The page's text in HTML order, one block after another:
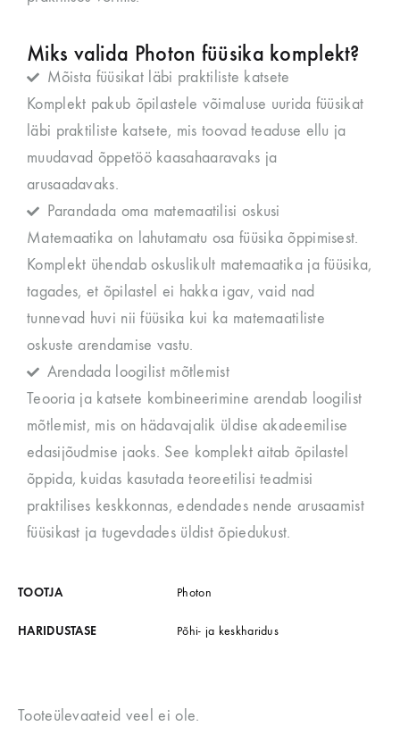
Miks valida Photon füüsika komplekt?
Mõista füüsikat läbi praktiliste katsete
Komplekt pakub õpilastele võimaluse uurida füüsikat
läbi praktiliste katsete, mis toovad teaduse ellu ja
muudavad õppetöö kaasahaaravaks ja
arusaadavaks.
Parandada oma matemaatilisi oskusi
Matemaatika on lahutamatu osa füüsika õppimisest.
Komplekt ühendab oskuslikult matemaatika ja füüsika,
tagades, et õpilastel ei hakka igav, vaid nad
tunnevad huvi nii füüsika kui ka matemaatiliste
oskuste arendamise vastu.
Arendada loogilist mõtlemist
Teooria ja katsete kombineerimine arendab loogilist
mõtlemist, mis on hädavajalik üldise akadeemilise
edasijõudmise jaoks. See komplekt aitab õpilastel
õppida, kuidas kasutada teoreetilisi teadmisi
praktilises keskkonnas, edendades nende arusaamist
füüsikast ja tugevdades üldist õpiedukust.
TOOTJA Photon
HARIDUSTASE Põhi- ja keskharidus
Tooteülevaateid veel ei ole.